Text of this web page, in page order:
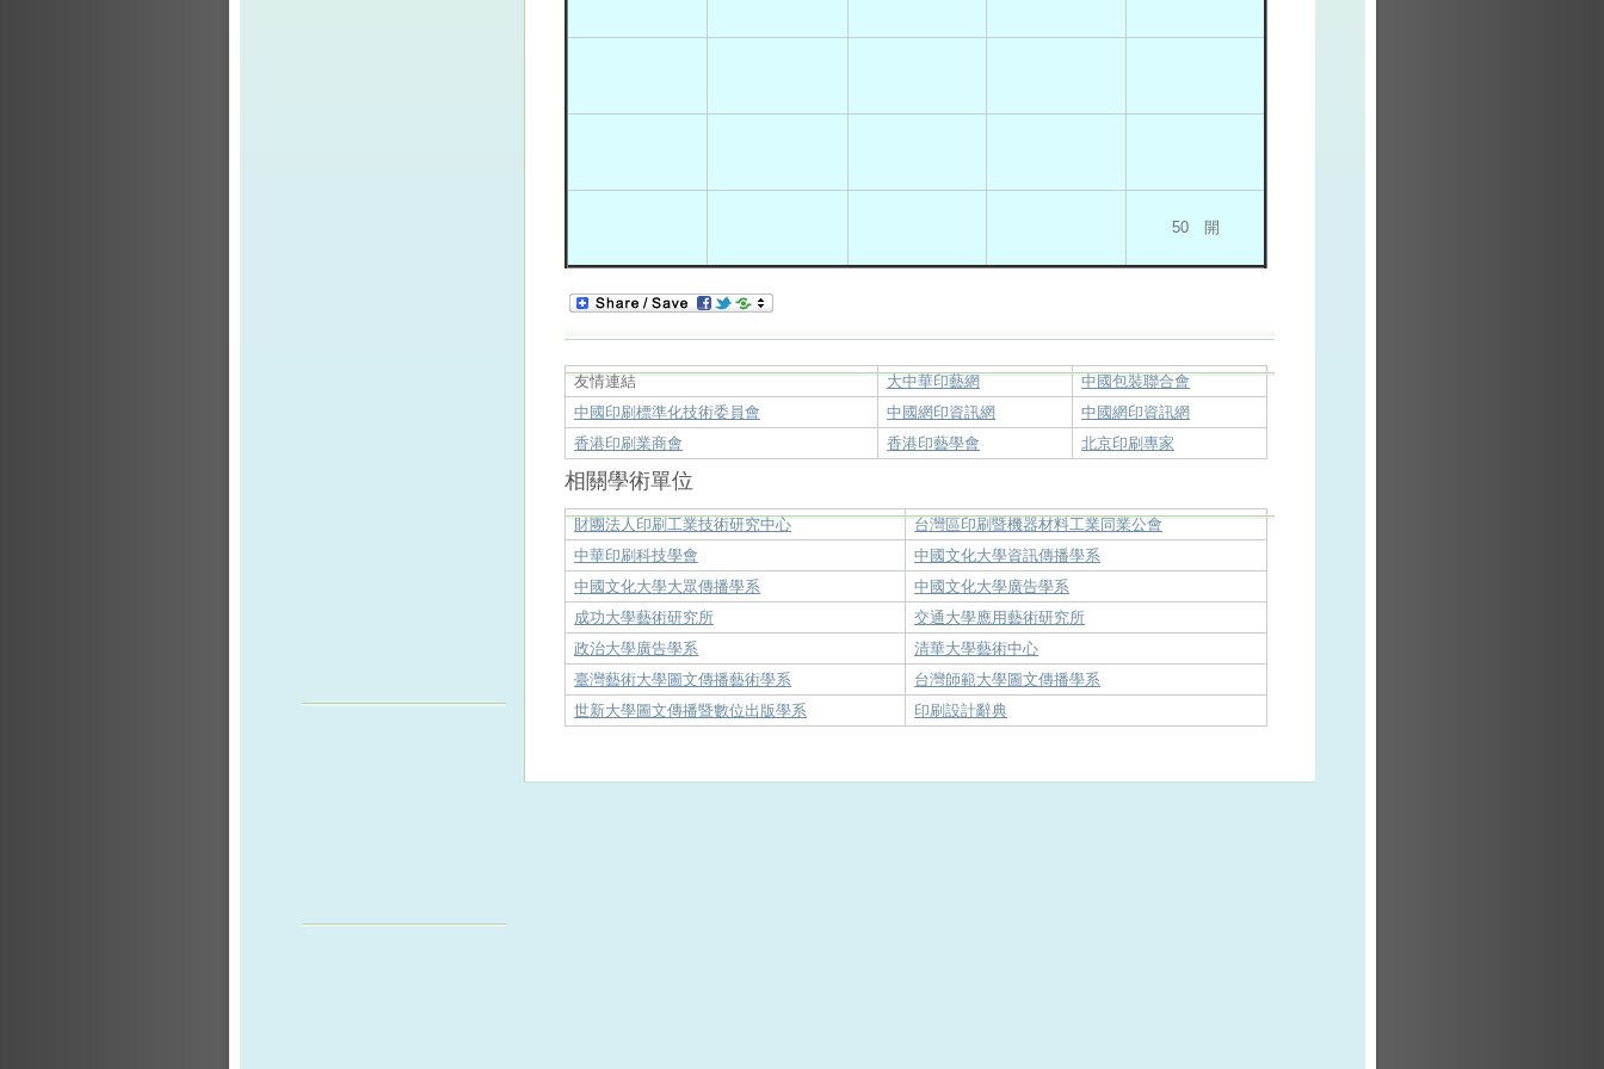
50 開
友情連結 大中華印藝網
中國包裝聯合會
中國印刷標準化技術委員會
中國網印資訊網
中國網印資訊網
香港印刷業商會
香港印藝學會 北京印刷專家
相關學術單位
財團法人印刷工業技術研究中心
台灣區印刷暨機器材料工業同業公會
中華印刷科技學會
中國文化大學資訊傳播學系
中國文化大學大眾傳播學系
中國文化大學廣告學系
成功大學藝術研究所
交通大學應用藝術研究所
政治大學廣告學系
清華大學藝術中心
臺灣藝術大學圖文傳播藝術學系
台灣師範大學圖文傳播學系
世新大學圖文傳播暨數位出版學系
印刷設計辭典